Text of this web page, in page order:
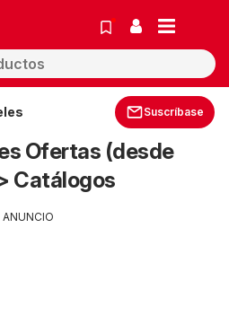
Suscríbase
Ofertas (desde
Catálogos
ANUNCIO